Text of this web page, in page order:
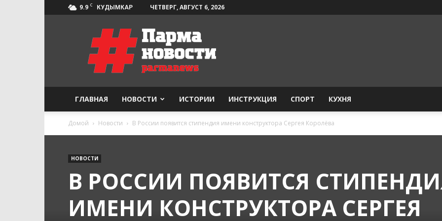
9.9 C КУДЫМКАР ЧЕТВЕРГ, АВГУСТ 6, 2026
Парма-
Новости
ГЛАВНАЯ НОВОСТИ ИСТОРИИ ИНСТРУКЦИЯ СПОРТ КУХНЯ
Домой Новости В России появится стипендия имени конструктора Сергея Королёва
НОВОСТИ
В РОССИИ ПОЯВИТСЯ
ИМЕНИ КОНСТРУКТОРА СЕРГЕЯ